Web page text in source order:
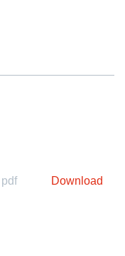
pdf Download